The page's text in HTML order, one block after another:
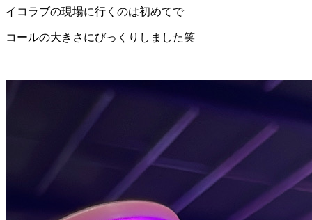
イコラブの現場に行くのは初めてで
コールの大きさにびっくりしました笑